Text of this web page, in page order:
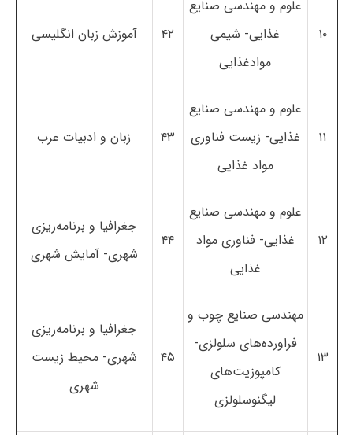
۱۰
علوم و مهندسی صنایع
غذایی- شیمی
موادغذایی
۴۲ آموزش زبان انگلیسی
۱۱
علوم و مهندسی صنایع
غذایی- زیست فناوری
مواد غذایی
۴۳ زبان و ادبیات عرب
۱۲
علوم و مهندسی صنایع
غذایی- فناوری مواد
غذایی
۴۴
جغرافیا و برنامه‌ریزی
شهری- آمایش شهری
۱۳
مهندسی صنایع چوب و
فراورده‌های سلولزی-
کامپوزیت‌های
لیگنوسلولزی
۴۵
جغرافیا و برنامه‌ریزی
شهری- محیط زیست
شهری